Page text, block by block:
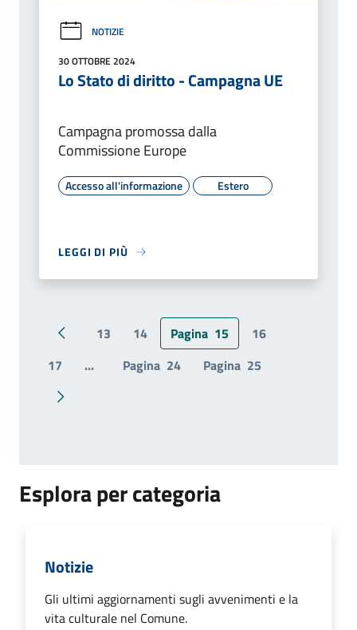
NOTIZIE
30 OTTOBRE 2024
Lo Stato di diritto - Campagna UE
Campagna promossa dalla
Commissione Europe
Accesso all'informazione Estero
LEGGI DI PIÙ
Pagina precedente
13 14 Pagina 15
16
17
... Pagina 24 Pagina 25
Pagina successiva
Esplora per categoria
Notizie
Gli ultimi aggiornamenti sugli avvenimenti e la
vita culturale nel Comune.